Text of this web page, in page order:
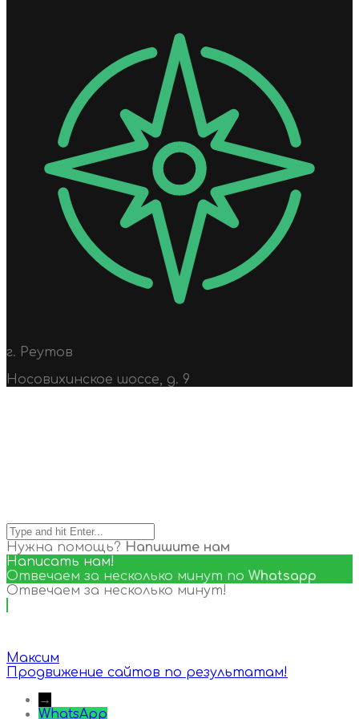
г. Реутов
Носовихинское шоссе, д. 9
Search
Нужна помощь? Напишите нам
Написать нам!
Отвечаем за несколько минут по Whatsapp
Отвечаем за несколько минут!
Максим
Продвижение сайтов по результатам!
→
WhatsApp